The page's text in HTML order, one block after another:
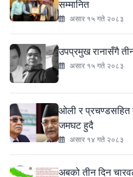
सम्मानित
असार १५ गते २०८३
उपप्रमुख रानासँगै
असार १५ गते २०८३
ओली र
जमघट हुदै
असार १४ गते २०८३
अबको तीन दिन